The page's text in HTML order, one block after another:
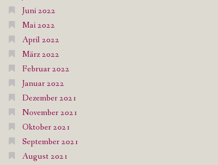
Juni 2022
Mai 2022
April 2022
März 2022
Februar 2022
Januar 2022
Dezember 2021
November 2021
Oktober 2021
September 2021
August 2021